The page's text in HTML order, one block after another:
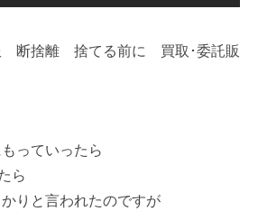
断捨離 捨てる前に 買取･委託販
っていったら
ら
りと言われたのですが